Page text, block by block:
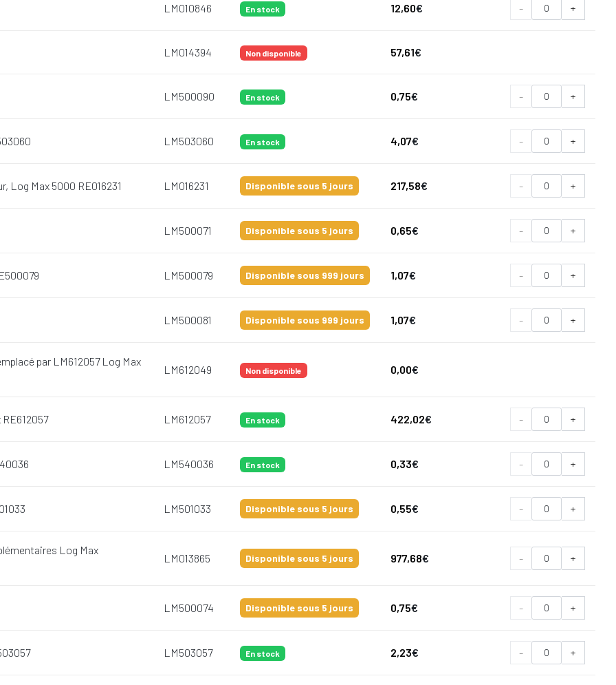
LM010846 En stock 12,60€ - +
LM014394 Non disponible 57,61€
LM500090 En stock 0,75€ - +
LM503060 En stock 4,07€ - +
Log Max 5000 RE016231 LM016231 Disponible sous 5 jours 217,58€ - +
LM500071 Disponible sous 5 jours 0,65€ - +
LM500079 Disponible sous 999 jours 1,07€ - +
LM500081 Disponible sous 999 jours 1,07€ - +
par LM612057 Log Max
LM612049 Non disponible 0,00€
LM612057 En stock 422,02€ - +
LM540036 En stock 0,33€ - +
LM501033 Disponible sous 5 jours 0,55€ - +
Log Max
LM013865 Disponible sous 5 jours 977,68€ - +
LM500074 Disponible sous 5 jours 0,75€ - +
LM503057 En stock 2,23€ - +